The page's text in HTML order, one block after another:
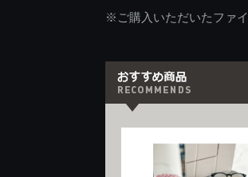
※ご購入いただいたファ